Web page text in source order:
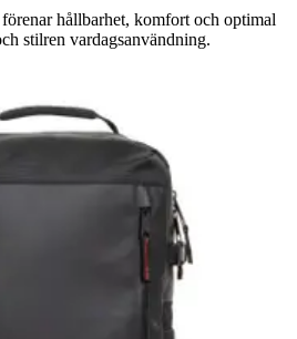
hållbarhet, komfort och optimal
stilren vardagsanvändning.